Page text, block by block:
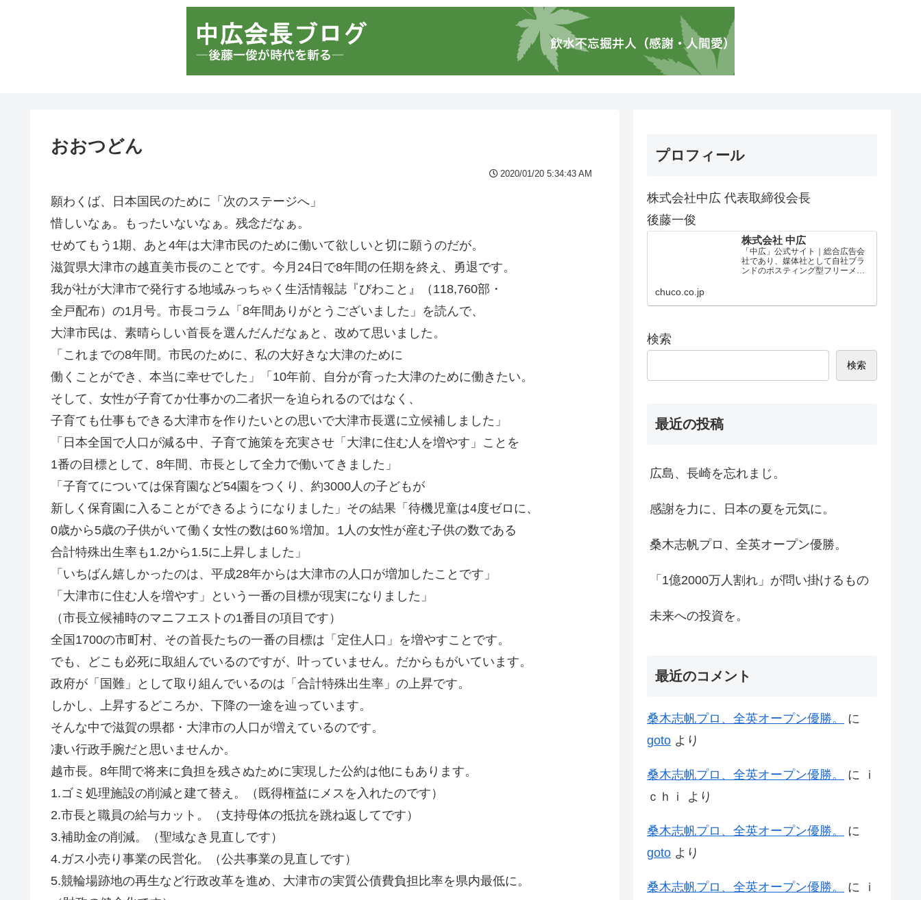
おおつどん
2020/01/20 5:34:43 AM
願わくば、日本国民のために「次のステージへ」
惜しいなぁ。もったいないなぁ。残念だなぁ。
せめてもう1期、あと4年は大津市民のために働いて欲しいと切に願うのだが。
滋賀県大津市の越直美市長のことです。今月24日で8年間の任期を終え、勇退です。
我が社が大津市で発行する地域みっちゃく生活情報誌『びわこと』（118,760部・
全戸配布）の1月号。市長コラム「8年間ありがとうございました」を読んで、
大津市民は、素晴らしい首長を選んだんだなぁと、改めて思いました。
「これまでの8年間。市民のために、私の大好きな大津のために
働くことができ、本当に幸せでした」「10年前、自分が育った大津のために働きたい。
そして、女性が子育てか仕事かの二者択一を迫られるのではなく、
子育ても仕事もできる大津市を作りたいとの思いで大津市長選に立候補しました」
「日本全国で人口が減る中、子育て施策を充実させ「大津に住む人を増やす」ことを
1番の目標として、8年間、市長として全力で働いてきました」
「子育てについては保育園など54園をつくり、約3000人の子どもが
新しく保育園に入ることができるようになりました」その結果「待機児童は4度ゼロに、
0歳から5歳の子供がいて働く女性の数は60％増加。1人の女性が産む子供の数である
合計特殊出生率も1.2から1.5に上昇しました」
「いちばん嬉しかったのは、平成28年からは大津市の人口が増加したことです」
「大津市に住む人を増やす」という一番の目標が現実になりました」
（市長立候補時のマニフエストの1番目の項目です）
全国1700の市町村、その首長たちの一番の目標は「定住人口」を増やすことです。
でも、どこも必死に取組んでいるのですが、叶っていません。だからもがいています。
政府が「国難」として取り組んでいるのは「合計特殊出生率」の上昇です。
しかし、上昇するどころか、下降の一途を辿っています。
そんな中で滋賀の県都・大津市の人口が増えているのです。
凄い行政手腕だと思いませんか。
越市長。8年間で将来に負担を残さぬために実現した公約は他にもあります。
1.ゴミ処理施設の削減と建て替え。（既得権益にメスを入れたのです）
2.市長と職員の給与カット。（支持母体の抵抗を跳ね返してです）
3.補助金の削減。（聖域なき見直しです）
4.ガス小売り事業の民営化。（公共事業の見直しです）
5.競輪場跡地の再生など行政改革を進め、大津市の実質公債費負担比率を県内最低に。
プロフィール
株式会社中広 代表取締役会長
後藤一俊
株式会社 中広
「中広」公式サイト｜総合広告会
社であり、媒体社として自社ブラ
ンドのポスティング型フリーメデ
chuco.co.jp
検索
検索
最近の投稿
広島、長崎を忘れまじ。
感謝を力に、日本の夏を元気に。
桑木志帆プロ、全英オープン優勝。
「1億2000万人割れ」が問い掛けるもの
未来への投資を。
最近のコメント
桑木志帆プロ、全英オープン優勝。
に
goto より
桑木志帆プロ、全英オープン優勝。 に
ｉ
ｃｈｉ
より
桑木志帆プロ、全英オープン優勝。
に
goto より
桑木志帆プロ、全英オープン優勝。 に
ｉ